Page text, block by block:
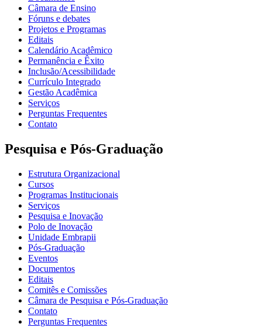
Câmara de Ensino
Fóruns e debates
Projetos e Programas
Editais
Calendário Acadêmico
Permanência e Êxito
Inclusão/Acessibilidade
Currículo Integrado
Gestão Acadêmica
Serviços
Perguntas Frequentes
Contato
Pesquisa e Pós-Graduação
Estrutura Organizacional
Cursos
Programas Institucionais
Serviços
Pesquisa e Inovação
Polo de Inovação
Unidade Embrapii
Pós-Graduação
Eventos
Documentos
Editais
Comitês e Comissões
Câmara de Pesquisa e Pós-Graduação
Contato
Perguntas Frequentes